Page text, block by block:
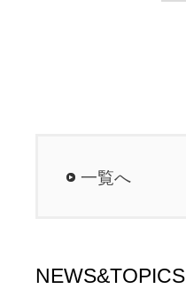
一覧へ
NEWS&TOPICS